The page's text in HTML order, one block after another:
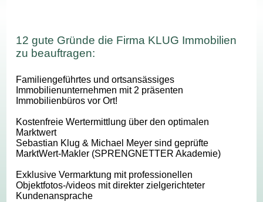
12 gute Gründe die Firma KLUG Immobilien
zu beauftragen:
Familiengeführtes und ortsansässiges
Immobilienunternehmen mit 2 präsenten
Immobilienbüros vor Ort!
Kostenfreie Wertermittlung über den optimalen
Marktwert
Sebastian Klug & Michael Meyer sind geprüfte
MarktWert-Makler (SPRENGNETTER Akademie)
Exklusive Vermarktung mit professionellen
Objektfotos-/videos mit direkter zielgerichteter
Kundenansprache